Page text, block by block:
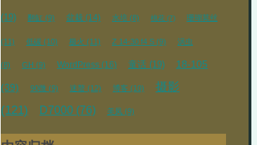
(19) 翻缸 (9) 盆栽 (14) 水培 (8) 桃花 (7) 珊瑚莫丝
(11) 低碳 (10) 极火 (11) Z 14-30 f4 S (9) 涡虫
(8) GH (9) WordPress (16) 童话 (19) 18-105
(39) 90微 (9) 迷螯 (12) 博客 (10)
摄影
(121)
D7000 (76) 美凤 (9)